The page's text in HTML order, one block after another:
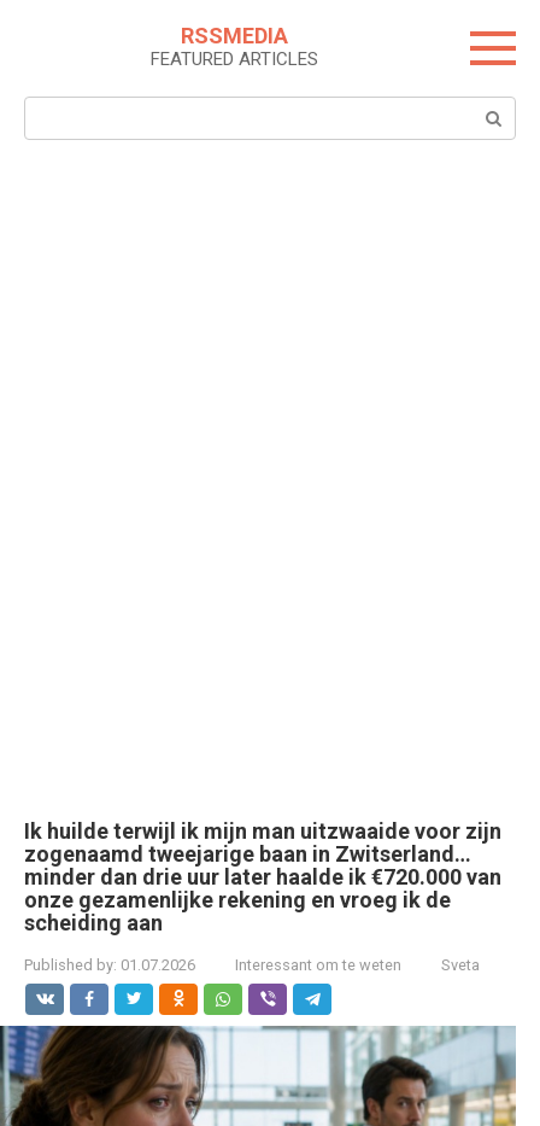
RSSMEDIA
FEATURED ARTICLES
Search:
Ik huilde terwijl ik mijn man uitzwaaide voor zijn
zogenaamd tweejarige baan in Zwitserland…
minder dan drie uur later haalde ik €720.000 van
onze gezamenlijke rekening en vroeg ik de
scheiding aan
Published by: 01.07.2026 Interessant om te weten Sveta